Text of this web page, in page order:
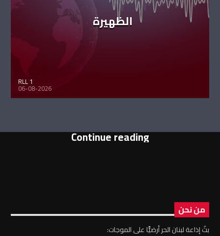
الظهيرة
RLL 1
06-08-2026
Continue reading
من نحن
بثّ إذاعة لبنان الحر أرضيًّا على الموجات: